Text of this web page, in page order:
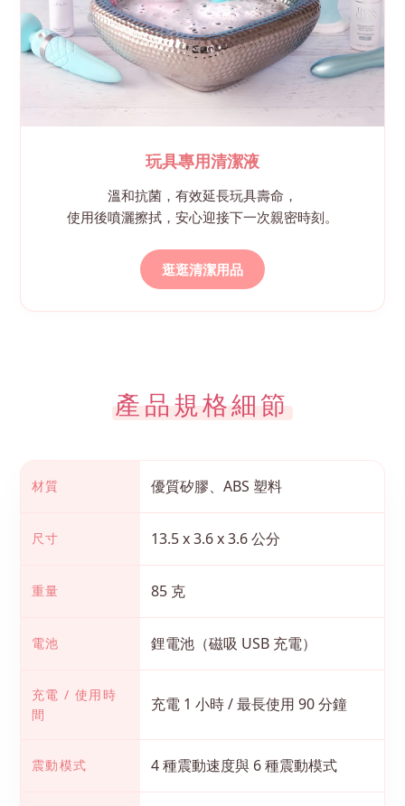
玩具專用清潔液
溫和抗菌，有效延長玩具壽命，
使用後噴灑擦拭，安心迎接下一次親密時刻。
逛逛清潔用品
產品規格細節
材質 優質矽膠、ABS 塑料
尺寸 13.5 x 3.6 x 3.6 公分
重量 85 克
電池 鋰電池（磁吸 USB 充電）
充電 / 使用時
間
充電 1 小時 / 最長使用 90 分鐘
震動模式 4 種震動速度與 6 種震動模式